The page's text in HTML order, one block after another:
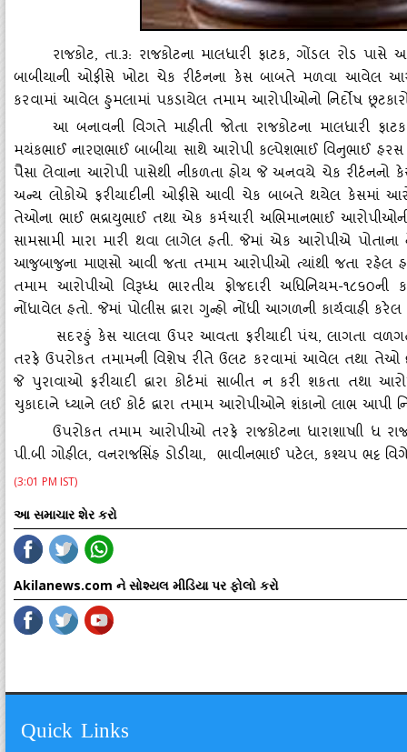
રાજકોટ, તા.૩: રાજકોટના માલધારી ફાટક, ગોંડલ રોડ
બાબીયાની ઓફીસે ખોટા ચેક રીર્ટનના કેસ બાબતે મળવા આવેલ
કરવામાં આવેલ હુમલામાં પકડાયેલ તમામ આરોપીઓનો નિર્દોષ
આ બનાવની વિગતે માહીતી જોતા રાજકોટના માલધારી ફાટક
મયંકભાઈ નારણભાઈ બાબીયા સાથે આરોપી કલ્‍પેશભાઈ વિનુભાઈ
પૈસા લેવાના આરોપી પાસેથી નીકળતા હોય જે અનવયે ચેક
અન્‍ય લોકોએ ફરીયાદીની ઓફીસે આવી ચેક બાબતે થયેલ કેસમાં
તેઓના ભાઈ ભદ્રાયુભાઈ તથા એક કર્મચારી અભિમાનભાઈ
સામસામી મારા મારી થવા લાગેલ હતી. જેમાં એક આરોપીએ
આજુબાજુના માણસો આવી જતા તમામ આરોપીઓ ત્‍યાંથી જતા રહેલ
તમામ આરોપીઓ વિરૂધ્‍ધ ભારતીય ફોજદારી અધિનિયમ-
નોંધાવેલ હતો. જેમાં પોલીસ દ્વારા ગુન્‍હો નોંધી આગળની કાર્યવાહી
સદરહું કેસ ચાલવા ઉપર આવતા ફરીયાદી પંચ, લાગતા
તરફે ઉપરોકત તમામની વિશેષ રીતે ઉલટ કરવામાં આવેલ તથા તેઓ
જે પુરાવાઓ ફરીયાદી દ્વારા કોર્ટમાં સાબીત ન કરી શકતા
ચુકાદાને ધ્‍યાને લઈ કોર્ટ દ્વારા તમામ આરોપીઓને શંકાનો લાભ આપી
ઉપરોકત તમામ આરોપીઓ તરફે રાજકોટના ધારાશાષાી ધ
પી.બી ગોહીલ, વનરાજસિંહ ડોડીયા, ભાવીનભાઈ પટેલ, કશ્‍યપ ભટ્ટ
(3:01 PM IST)
આ સમાચાર શેર કરો
Akilanews.com ને સોશ્યલ મીડિયા પર ફોલો કરો
Quick Links